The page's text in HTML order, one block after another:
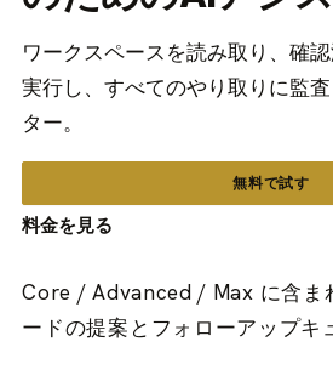
ワークスペースを読み取り、確
実行し、すべてのやり取りに監
ター。
無料で試す
料金を見る
Core / Advanced / Max に含ま
ードの提案とフォローアップキ